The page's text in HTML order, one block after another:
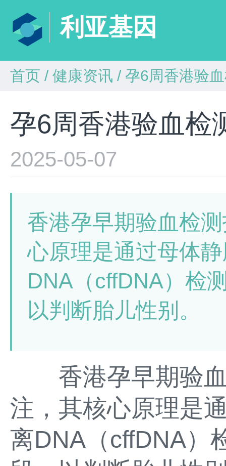
利亚基因
首页 / 健康资讯 / 孕6周香港验
孕6周香港验血检
2025-05-07
香港孕早期验血检
心原理是通过母体
DNA（cffDNA）检
以判断胎儿性别。
香港孕早期验血
注，其核心原理是
离DNA（cffDNA）